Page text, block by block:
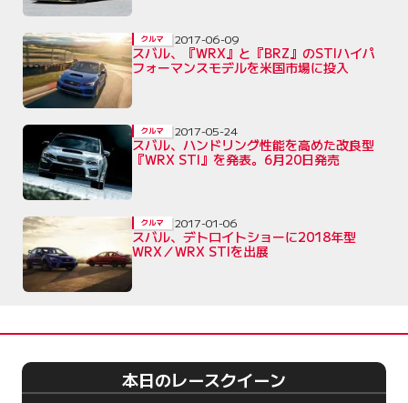
スバル、『WRX』と『BRZ』のSTIハイパ
フォーマンスモデルを米国市場に投入
クルマ 2017-06-09
スバル、ハンドリング性能を高めた改良型
『WRX STI』を発表。6月20日発売
クルマ 2017-05-24
スバル、デトロイトショーに2018年型
WRX／WRX STIを出展
クルマ 2017-01-06
本日のレースクイーン